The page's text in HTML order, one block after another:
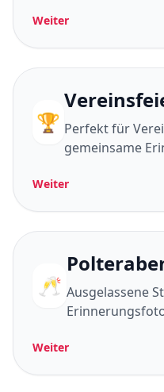
Weiter
🏆 Perfekt für
gemeinsame
Weiter
🥂 Ausgelassene
Weiter